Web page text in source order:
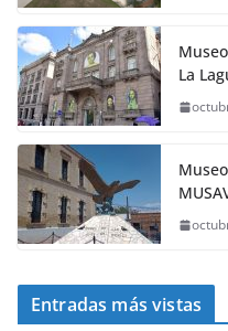
La
Entradas más vistas